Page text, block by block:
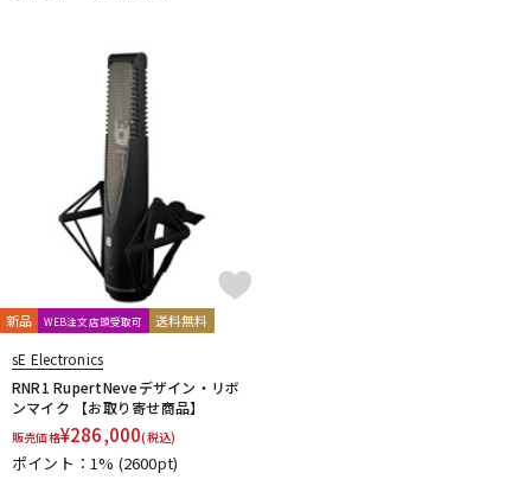
新品 WEB注文店頭受取可 送料無料
sE Electronics
RNR1 RupertNeveデザイン・リボ
ンマイク 【お取り寄せ商品】
販売価格¥286,000(税込)
ポイント：1% (2600pt)